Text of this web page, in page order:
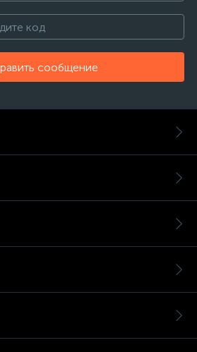
сообщение